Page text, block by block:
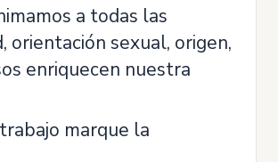
a todas las
orientación sexual, origen,
enriquecen nuestra
marque la